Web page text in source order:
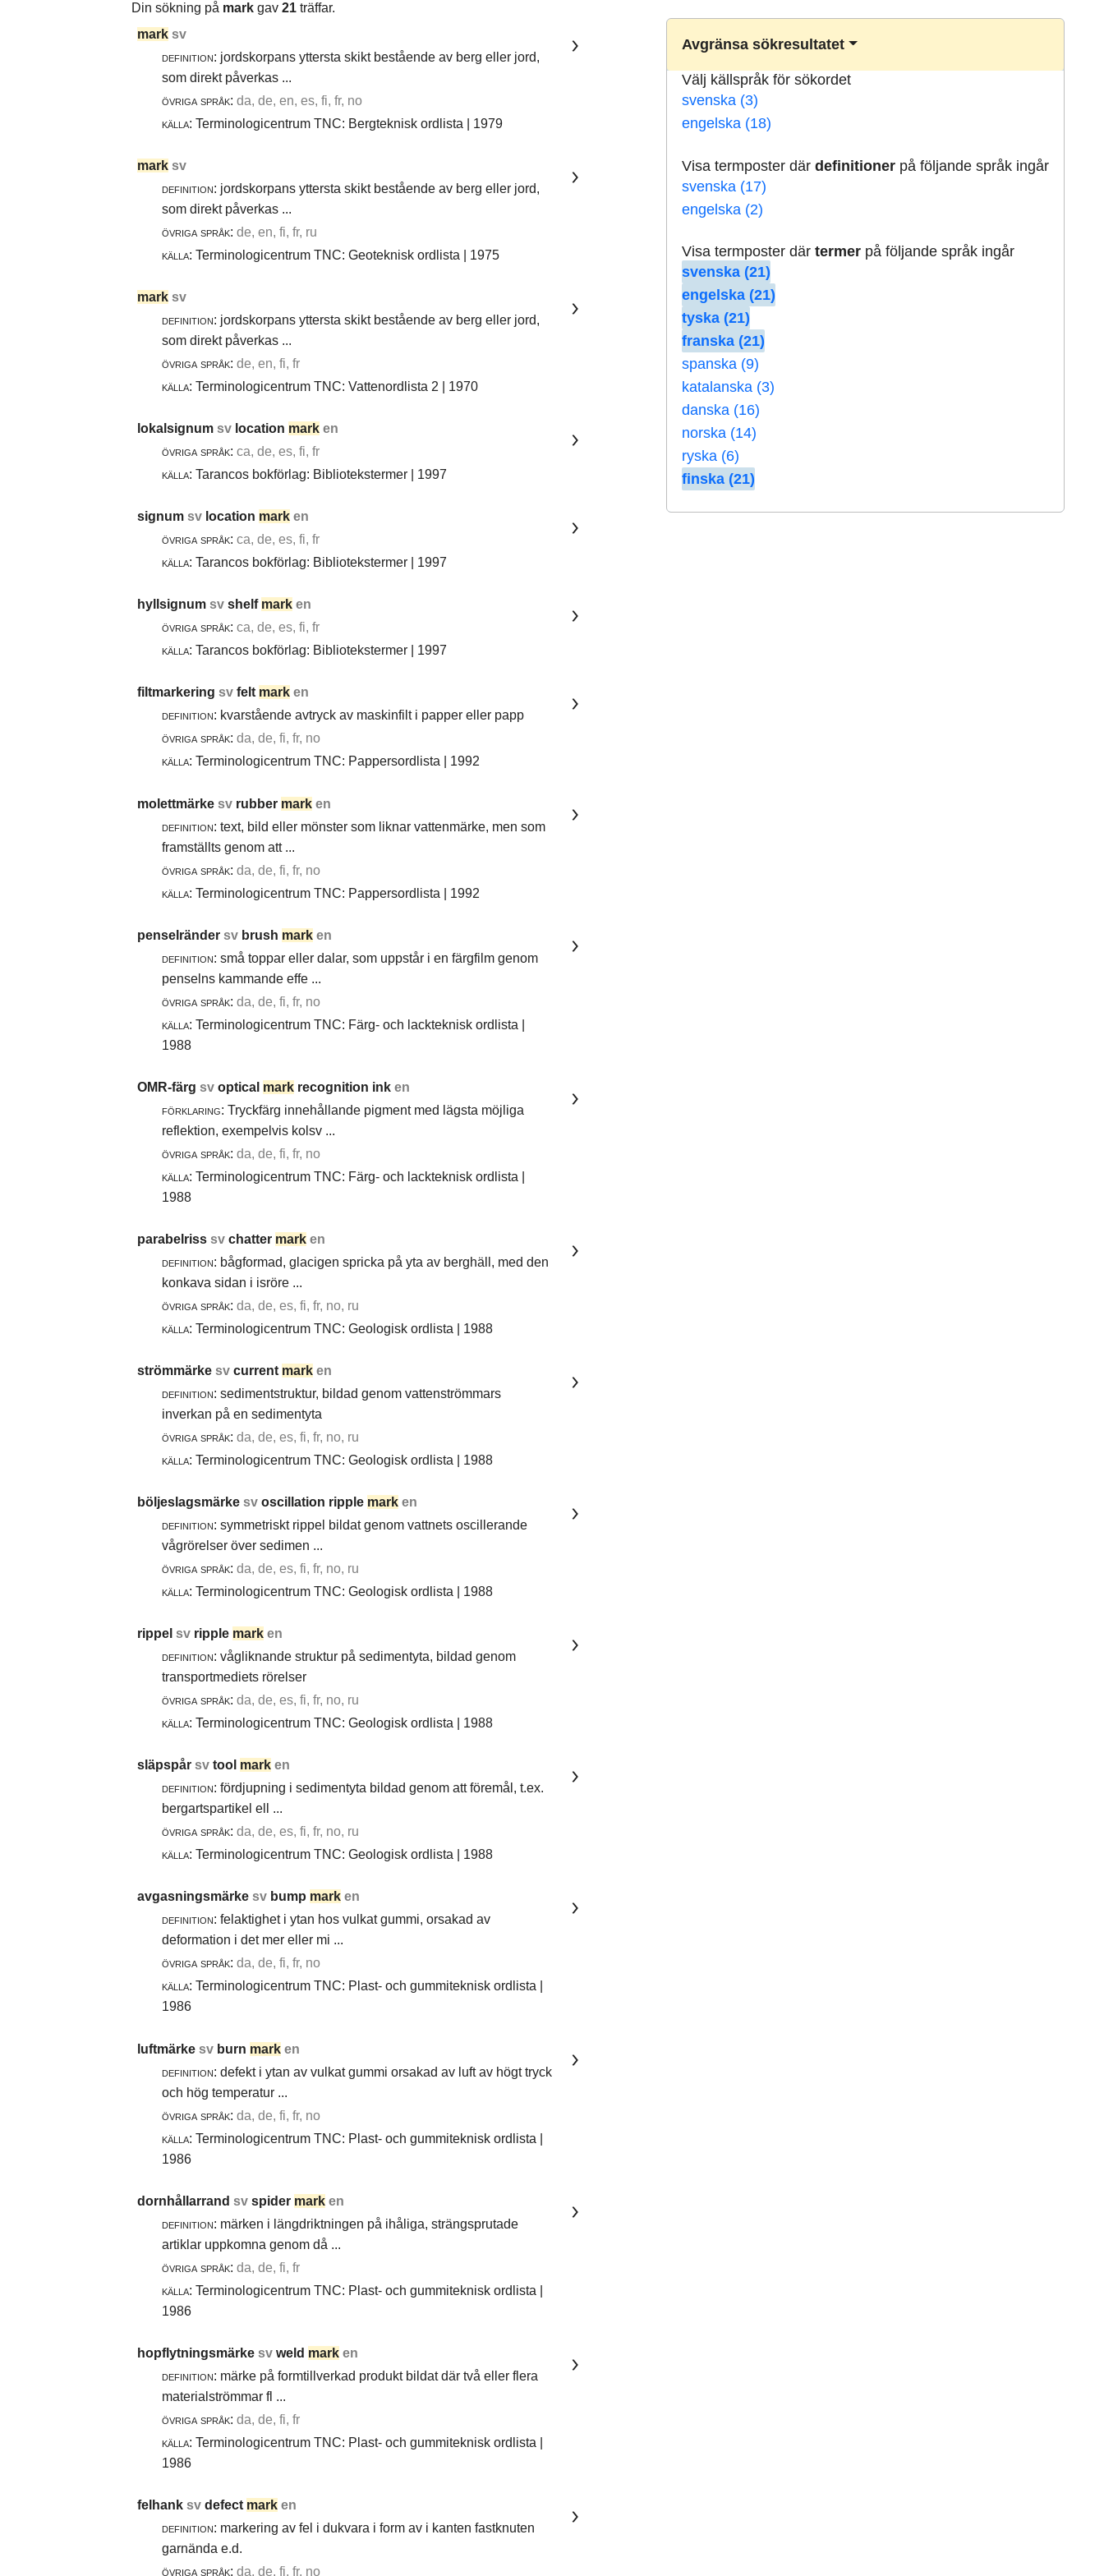
Din sökning på mark gav 21 träffar.
Avgränsa sökresultatet
Välj källspråk för sökordet
svenska (3)
engelska (18)
Visa termposter därdefinitioner på följande språk ingår
svenska (17)
engelska (2)
Visa termposter därtermer på följande språk ingår
svenska (21)
engelska (21)
tyska (21)
franska (21)
spanska (9)
katalanska (3)
danska (16)
norska (14)
ryska (6)
finska (21)
mark sv
definition: jordskorpans yttersta skikt bestående av berg eller jord,
som direkt påverkas ...
övriga språk: da, de, en, es, fi, fr, no
källa: Terminologicentrum TNC: Bergteknisk ordlista | 1979
mark sv
definition: jordskorpans yttersta skikt bestående av berg eller jord,
som direkt påverkas ...
övriga språk: de, en, fi, fr, ru
källa: Terminologicentrum TNC: Geoteknisk ordlista | 1975
mark sv
definition: jordskorpans yttersta skikt bestående av berg eller jord,
som direkt påverkas ...
övriga språk: de, en, fi, fr
källa: Terminologicentrum TNC: Vattenordlista 2 | 1970
lokalsignum sv location mark en
övriga språk: ca, de, es, fi, fr
källa: Tarancos bokförlag: Bibliotekstermer | 1997
signum sv location mark en
övriga språk: ca, de, es, fi, fr
källa: Tarancos bokförlag: Bibliotekstermer | 1997
hyllsignum sv shelf mark en
övriga språk: ca, de, es, fi, fr
källa: Tarancos bokförlag: Bibliotekstermer | 1997
filtmarkering sv felt mark en
definition: kvarstående avtryck av maskinfilt i papper eller papp
övriga språk: da, de, fi, fr, no
källa: Terminologicentrum TNC: Pappersordlista | 1992
molettmärke sv rubber mark en
definition: text, bild eller mönster som liknar vattenmärke, men som
framställts genom att ...
övriga språk: da, de, fi, fr, no
källa: Terminologicentrum TNC: Pappersordlista | 1992
penselränder sv brush mark en
definition: små toppar eller dalar, som uppstår i en färgfilm genom
penselns kammande effe ...
övriga språk: da, de, fi, fr, no
källa: Terminologicentrum TNC: Färg- och lackteknisk ordlista |
1988
OMR-färg sv optical markrecognition ink en
förklaring: Tryckfärg innehållande pigment med lägsta möjliga
reflektion, exempelvis kolsv ...
övriga språk: da, de, fi, fr, no
källa: Terminologicentrum TNC: Färg- och lackteknisk ordlista |
1988
parabelriss sv chatter mark en
definition: bågformad, glacigen spricka på yta av berghäll, med den
konkava sidan i isröre ...
övriga språk: da, de, es, fi, fr, no, ru
källa: Terminologicentrum TNC: Geologisk ordlista | 1988
strömmärke sv current mark en
definition: sedimentstruktur, bildad genom vattenströmmars
inverkan på en sedimentyta
övriga språk: da, de, es, fi, fr, no, ru
källa: Terminologicentrum TNC: Geologisk ordlista | 1988
böljeslagsmärke sv oscillation ripple mark en
definition: symmetriskt rippel bildat genom vattnets oscillerande
vågrörelser över sedimen ...
övriga språk: da, de, es, fi, fr, no, ru
källa: Terminologicentrum TNC: Geologisk ordlista | 1988
rippel sv ripple mark en
definition: vågliknande struktur på sedimentyta, bildad genom
transportmediets rörelser
övriga språk: da, de, es, fi, fr, no, ru
källa: Terminologicentrum TNC: Geologisk ordlista | 1988
släpspår sv tool mark en
definition: fördjupning i sedimentyta bildad genom att föremål, t.ex.
bergartspartikel ell ...
övriga språk: da, de, es, fi, fr, no, ru
källa: Terminologicentrum TNC: Geologisk ordlista | 1988
avgasningsmärke sv bump mark en
definition: felaktighet i ytan hos vulkat gummi, orsakad av
deformation i det mer eller mi ...
övriga språk: da, de, fi, fr, no
källa: Terminologicentrum TNC: Plast- och gummiteknisk ordlista |
1986
luftmärke sv burn mark en
definition: defekt i ytan av vulkat gummi orsakad av luft av högt tryck
och hög temperatur ...
övriga språk: da, de, fi, fr, no
källa: Terminologicentrum TNC: Plast- och gummiteknisk ordlista |
1986
dornhållarrand sv spider mark en
definition: märken i längdriktningen på ihåliga, strängsprutade
artiklar uppkomna genom då ...
övriga språk: da, de, fi, fr
källa: Terminologicentrum TNC: Plast- och gummiteknisk ordlista |
1986
hopflytningsmärke sv weld mark en
definition: märke på formtillverkad produkt bildat där två eller flera
materialströmmar fl ...
övriga språk: da, de, fi, fr
källa: Terminologicentrum TNC: Plast- och gummiteknisk ordlista |
1986
felhank sv defect mark en
definition: markering av fel i dukvara i form av i kanten fastknuten
garnända e.d.
övriga språk: da, de, fi, fr, no